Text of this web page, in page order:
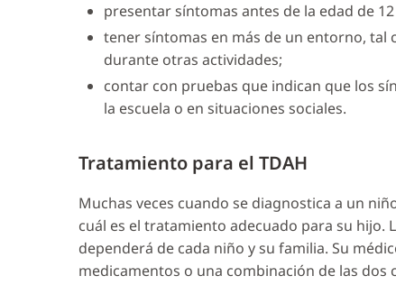
presentar síntomas antes de la edad de
tener síntomas en más de un entorno, tal
durante otras actividades;
contar con pruebas que indican que los
la escuela o en situaciones sociales.
Tratamiento para el TDAH
Muchas veces cuando se diagnostica a un
cuál es el tratamiento adecuado para su
dependerá de cada niño y su familia. Su
medicamentos o una combinación de las dos